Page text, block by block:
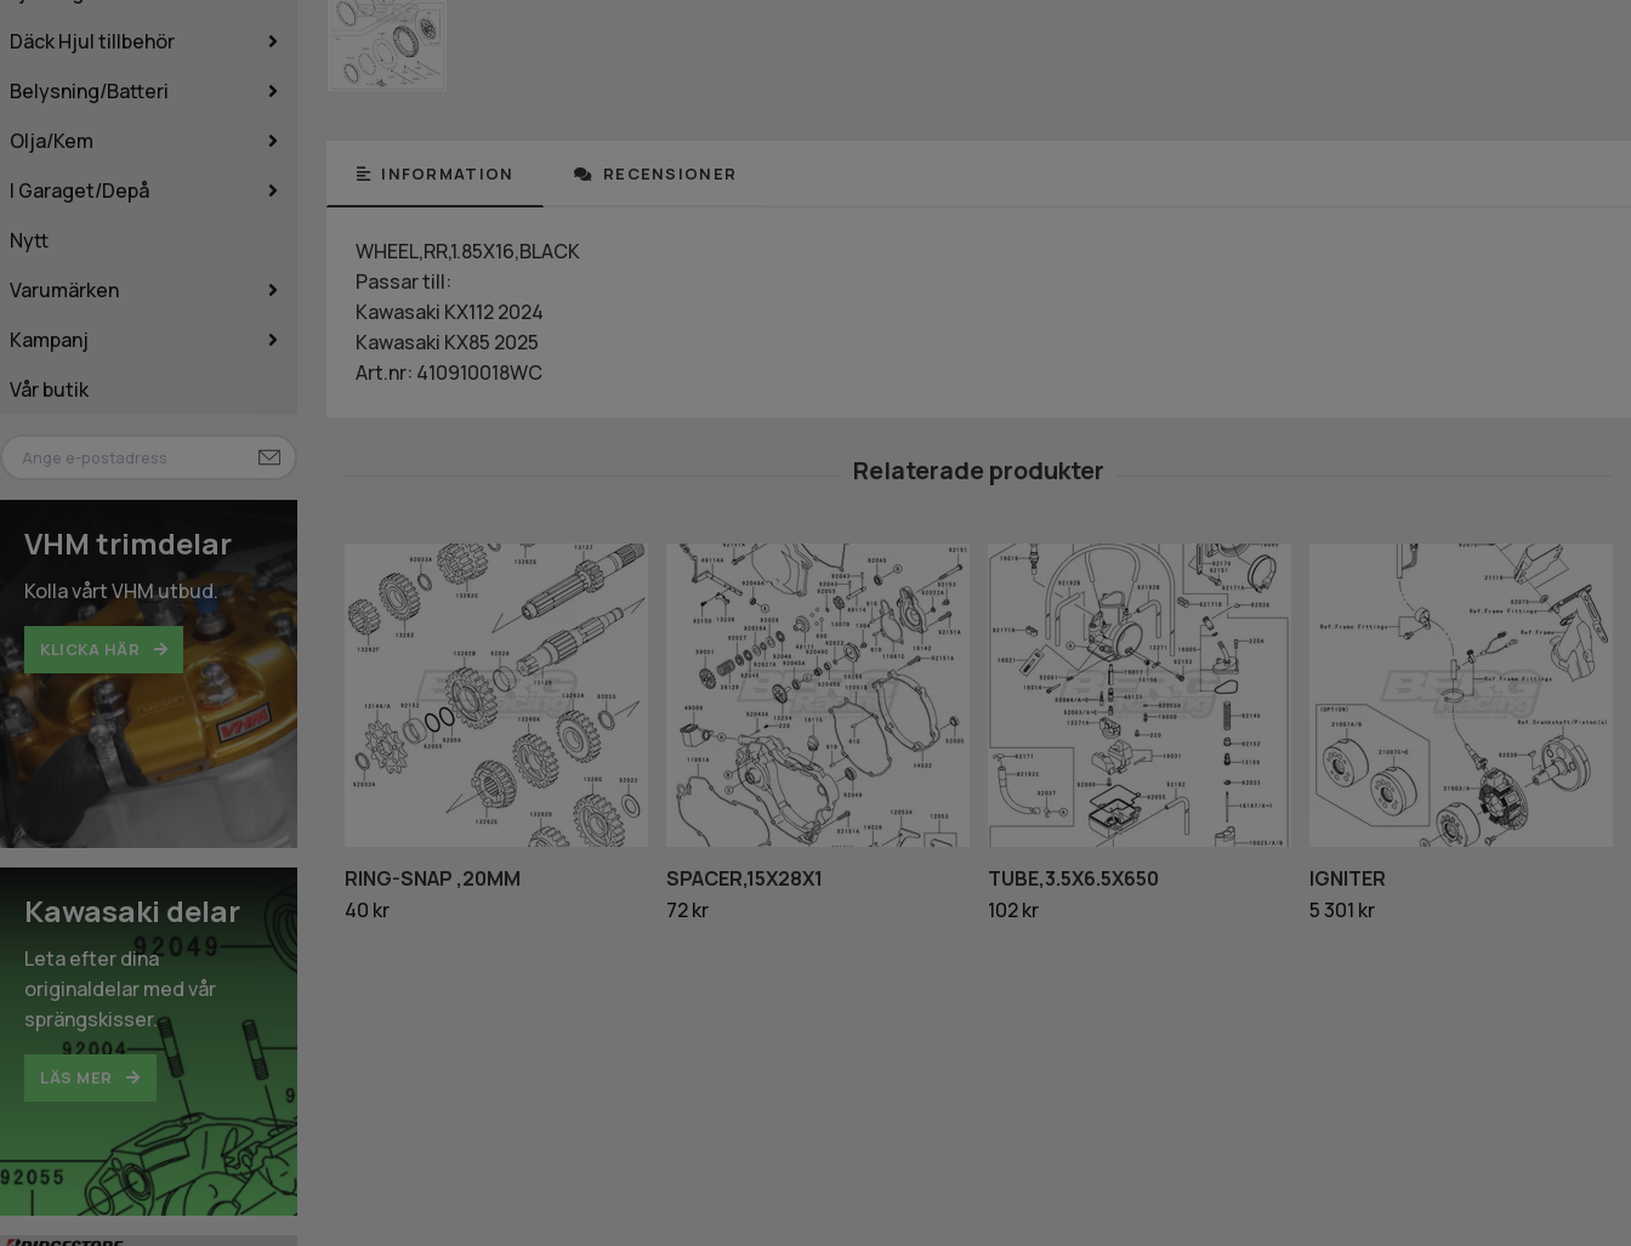
Däck Hjul tillbehör
Belysning/Batteri
Olja/Kem
I Garaget/Depå
Nytt
Varumärken
Kampanj
Vår butik
VHM trimdelar
Kolla vårt VHM utbud.
KLICKA HÄR
Kawasaki delar
Leta efter dina
originaldelar med vår
sprängskisser.
LÄS MER
INFORMATION RECENSIONER
WHEEL,RR,1.85X16,BLACK
Passar till:
Kawasaki KX112 2024
Kawasaki KX85 2025
Art.nr: 410910018WC
RING-SNAP ,20MM
40 kr
SPACER,15X28X1
72 kr
TUBE,3.5X6.5X650
102 kr
IGNITER
5 301 kr